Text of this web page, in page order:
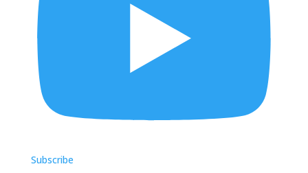
Subscribe